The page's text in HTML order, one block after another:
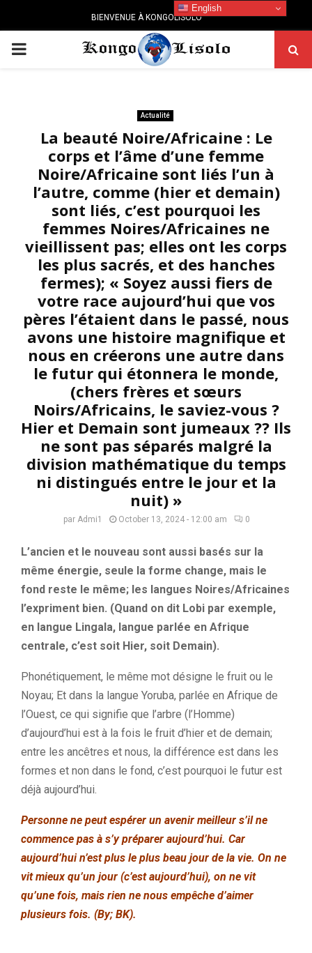
BIENVENUE À KONGOLISOLO
PRIMARY
Actualité
La beauté Noire/Africaine : Le
corps et l’âme d’une femme
Noire/Africaine sont liés l’un à
l’autre, comme (hier et demain)
sont liés, c’est pourquoi les
femmes Noires/Africaines ne
vieillissent pas; elles ont les corps
les plus sacrés, et des hanches
fermes); « Soyez aussi fiers de
votre race aujourd’hui que vos
pères l’étaient dans le passé, nous
avons une histoire magnifique et
nous en créerons une autre dans
le futur qui étonnera le monde,
(chers frères et sœurs
Noirs/Africains, le saviez-vous ?
Hier et Demain sont jumeaux ?? Ils
ne sont pas séparés malgré la
division mathématique du temps
ni distingués entre le jour et la
nuit) »
par Admi1 October 13, 2024 - 12:00 am 0
L’ancien et le nouveau sont aussi basés sur la
même énergie, seule la forme change, mais le
fond reste le même; les langues Noires/Africaines
l’expriment bien. (Quand on dit Lobi par exemple,
en langue Lingala, langue parlée en Afrique
centrale, c’est soit Hier, soit Demain).
Phonétiquement, le même mot désigne le fruit ou le
Noyau; Et dans la langue Yoruba, parlée en Afrique de
l’Ouest, ce qui signifie que l’arbre (l’Homme)
d’aujourd’hui est à la fois le fruit d’hier et de demain;
entre les ancêtres et nous, la différence est dans les
formes et non dans le fond, c’est pourquoi le futur est
déjà aujourd’hui.
Personne ne peut espérer un avenir meilleur s’il ne
commence pas à s’y préparer aujourd’hui. Car
aujourd’hui n’est plus le plus beau jour de la vie. On ne
vit mieux qu’un jour (c’est aujourd’hui), on ne vit
qu’une fois, mais rien ne nous empêche d’aimer
plusieurs fois. (By; BK).
English